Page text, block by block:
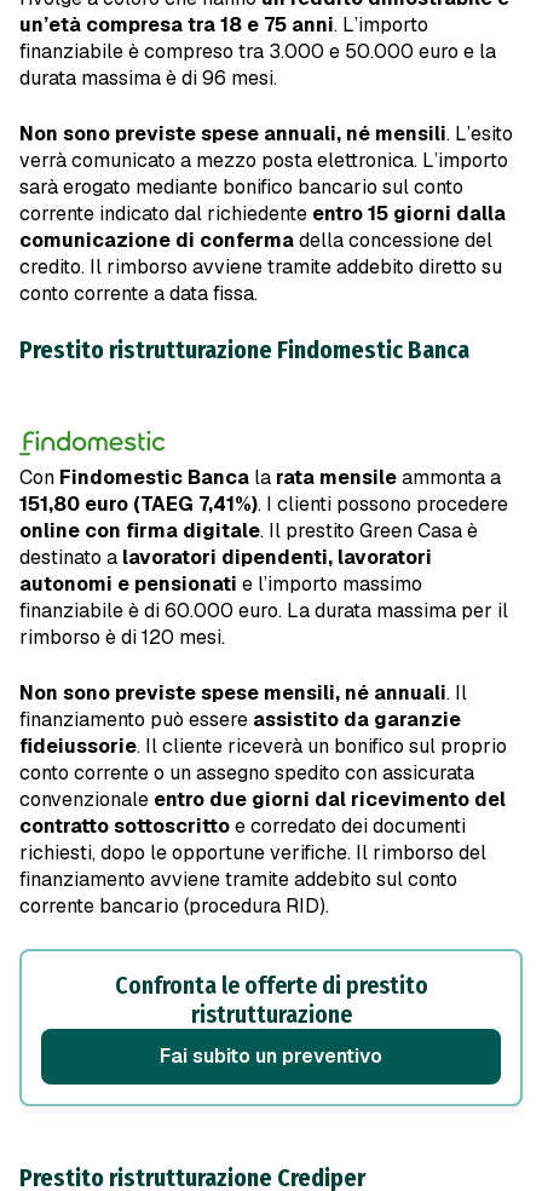
un’età compresa tra 18 e 75 anni. L’importo
finanziabile è compreso tra 3.000 e 50.000 euro e la
durata massima è di 96 mesi.
Non sono previste spese annuali, né mensili. L’esito
verrà comunicato a mezzo posta elettronica. L’importo
sarà erogato mediante bonifico bancario sul conto
corrente indicato dal richiedente entro 15 giorni dalla
comunicazione di confermadella concessione del
credito. Il rimborso avviene tramite addebito diretto su
conto corrente a data fissa.
Prestito ristrutturazione Findomestic Banca
Con Findomestic Banca la rata mensileammonta a
151,80 euro (TAEG 7,41%). I clienti possono procedere
online con firma digitale. Il prestito Green Casa è
destinato a lavoratori dipendenti, lavoratori
autonomi e pensionati e l’importo massimo
finanziabile è di 60.000 euro. La durata massima per il
rimborso è di 120 mesi.
Non sono previste spese mensili, né annuali. Il
finanziamento può essere assistito da garanzie
fideiussorie. Il cliente riceverà un bonifico sul proprio
conto corrente o un assegno spedito con assicurata
convenzionale entro due giorni dal ricevimento del
contratto sottoscrittoe corredato dei documenti
richiesti, dopo le opportune verifiche. Il rimborso del
finanziamento avviene tramite addebito sul conto
corrente bancario (procedura RID).
Confronta le offerte di prestito
ristrutturazione
Fai subito un preventivo
Prestito ristrutturazione Crediper